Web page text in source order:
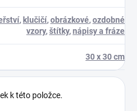
, klučičí,obrázkové,ozdobné
vzory,štítky,nápisy a fráze
30 x 30 cm
k této položce.